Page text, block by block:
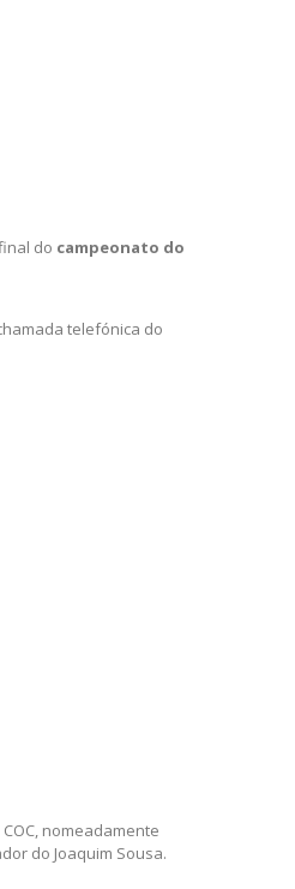
do campeonato do
telefónica do
nomeadamente
do Joaquim Sousa.